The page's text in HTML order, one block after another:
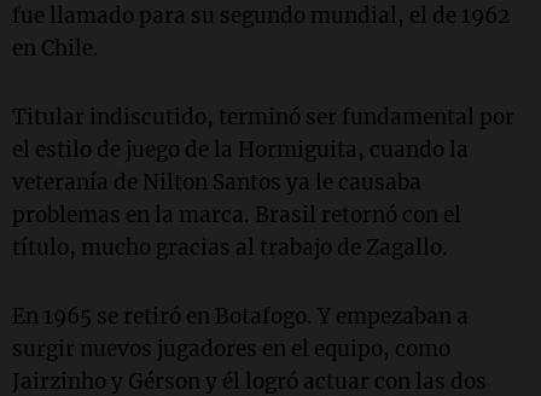
fue llamado para su segundo mundial, el de 1962
en Chile.
Titular indiscutido, terminó ser fundamental por
el estilo de juego de la Hormiguita, cuando la
veteranía de Nilton Santos ya le causaba
problemas en la marca. Brasil retornó con el
título, mucho gracias al trabajo de Zagallo.
En 1965 se retiró en Botafogo. Y empezaban a
surgir nuevos jugadores en el equipo, como
Jairzinho y Gérson y él logró actuar con las dos